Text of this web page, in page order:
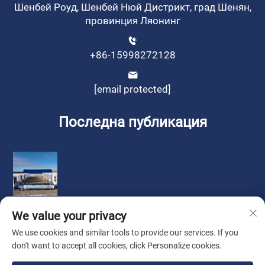
Шенбей Роуд, Шенбей Нюй Дистрикт, град Шенян,
провинция Ляонинг
+86-15998272128
[email protected]
Последна публикация
We value your privacy
We use cookies and similar tools to provide our services. If you
don't want to accept all cookies, click Personalize cookies.